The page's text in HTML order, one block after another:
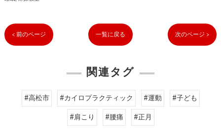
< 前のページ 一覧に戻る 次のページ >
関連タグ
#高松市 #カイロプラクティック #運動
#子ども
#肩こり
#腰痛 #正月